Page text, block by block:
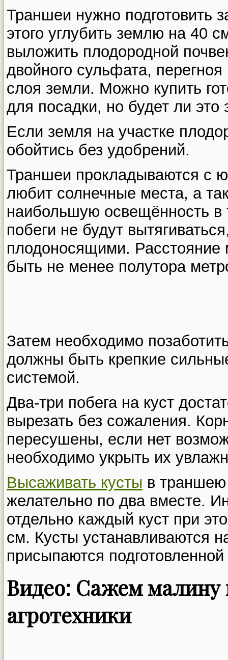
Траншеи нужно подготовить
этого углубить землю на 40
выложить плодородной
двойного сульфата,
слоя земли. Можно купить
для посадки, но будет ли это
Если земля на участке
обойтись без удобрений.
Траншеи прокладываются с
любит солнечные места, а
наибольшую освещённость в
побеги не будут
плодоносящими.
быть не менее полутора
Затем необходимо
должны быть крепкие
системой.
Два-три побега на куст
вырезать без сожаления.
пересушены, если нет
необходимо укрыть их
Высаживать кусты в траншею
желательно по два вместе.
отдельно каждый куст при
см. Кусты устанавливаются
присыпаются
Видео: Сажем малину
агротехники